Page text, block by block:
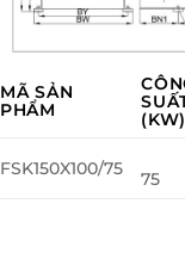
MÃ SẢN
PHẨM
(KW)
FSK150X100/75 75